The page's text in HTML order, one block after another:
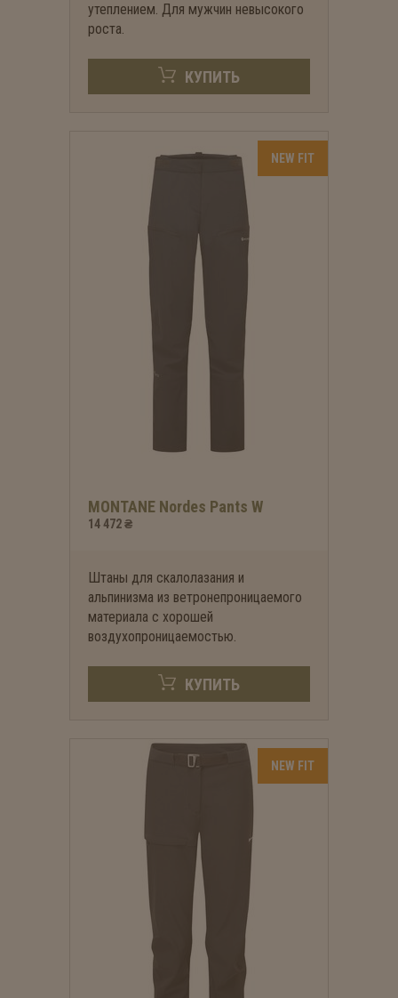
утеплением. Для мужчин невысокого
роста.
КУПИТЬ
MONTANE Nordes Pants W
14 472 ₴
Штаны для скалолазания и
альпинизма из ветронепроницаемого
материала с хорошей
воздухопроницаемостью.
КУПИТЬ